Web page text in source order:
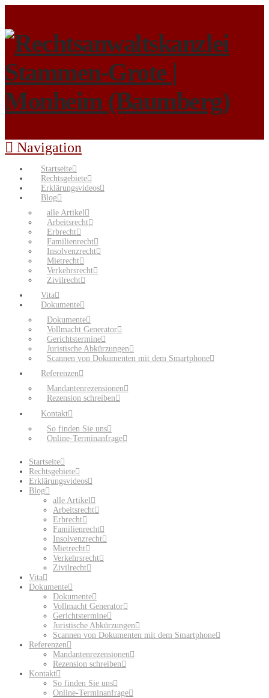
Navigation
Startseite
Rechtsgebiete
Erklärungsvideos
Blog
alle Artikel
Arbeitsrecht
Erbrecht
Familienrecht
Insolvenzrecht
Mietrecht
Verkehrsrecht
Zivilrecht
Vita
Dokumente
Dokumente
Vollmacht Generator
Gerichtstermine
Juristische Abkürzungen
Scannen von Dokumenten mit dem Smartphone
Referenzen
Mandantenrezensionen
Rezension schreiben
Kontakt
So finden Sie uns
Online-Terminanfrage
Startseite
Rechtsgebiete
Erklärungsvideos
Blog
alle Artikel
Arbeitsrecht
Erbrecht
Familienrecht
Insolvenzrecht
Mietrecht
Verkehrsrecht
Zivilrecht
Vita
Dokumente
Dokumente
Vollmacht Generator
Gerichtstermine
Juristische Abkürzungen
Scannen von Dokumenten mit dem Smartphone
Referenzen
Mandantenrezensionen
Rezension schreiben
Kontakt
So finden Sie uns
Online-Terminanfrage